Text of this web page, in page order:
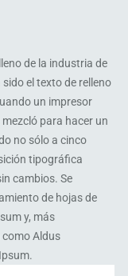
de la industria de
el texto de relleno
un impresor
para hacer un
no sólo a cinco
tipográfica
cambios. Se
de hojas de
y, más
Aldus